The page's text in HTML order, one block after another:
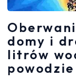
domy i
litrów